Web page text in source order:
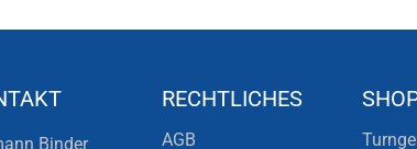
Binder
RECHTLICHES
AGB